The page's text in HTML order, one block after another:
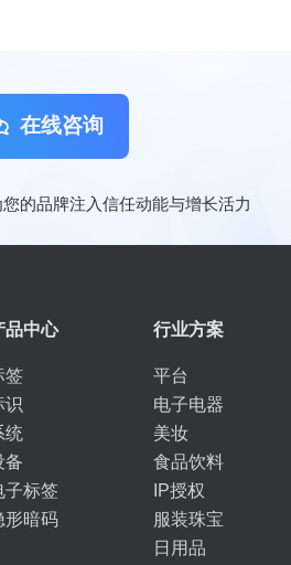
在线咨询
的品牌注入信任动能与增长活力
品中心
签
识
统
备
子标签
形暗码
行业方案
平台
电子电器
美妆
食品饮料
IP授权
服装珠宝
日用品